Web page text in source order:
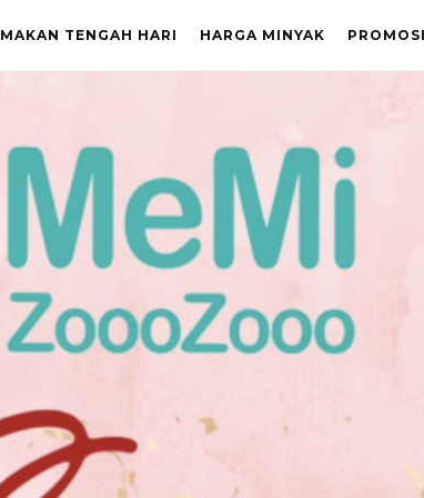
MAKAN TENGAH HARI HARGA MINYAK